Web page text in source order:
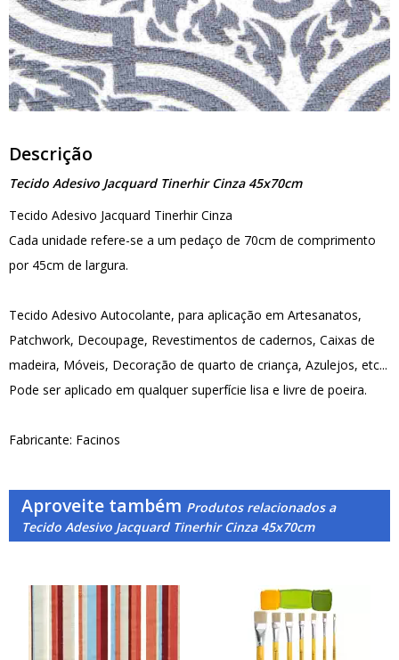
Descrição
Tecido Adesivo Jacquard Tinerhir Cinza 45x70cm
Tecido Adesivo Jacquard Tinerhir Cinza
Cada unidade refere-se a um pedaço de 70cm de comprimento
por 45cm de largura.
Tecido Adesivo Autocolante, para aplicação em Artesanatos,
Patchwork, Decoupage, Revestimentos de cadernos, Caixas de
madeira, Móveis, Decoração de quarto de criança, Azulejos, etc...
Pode ser aplicado em qualquer superfície lisa e livre de poeira.
Fabricante: Facinos
Aproveite também Produtos relacionados a
Tecido Adesivo Jacquard Tinerhir Cinza 45x70cm